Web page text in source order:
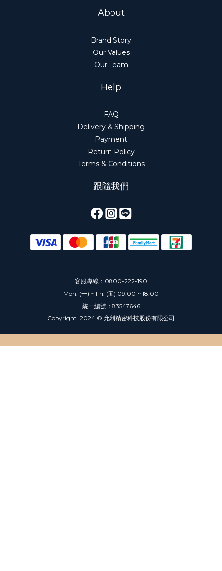
About
Brand Story
Our Values
Our Team
Help
FAQ
Delivery & Shipping
Payment
Return Policy
Terms & Conditions
跟隨我們
客服專線：0800-222-190
Mon. (一) ~ Fri. (五) 09:00 ~ 18:00
統一編號：83547646
Copyright 2024 © 允利精密科技股份有限公司